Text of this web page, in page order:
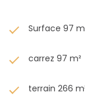
Surface 97
carrez 97 m²
terrain 266